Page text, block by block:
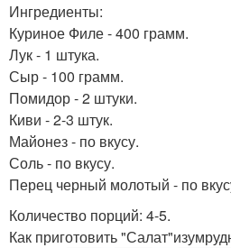
Ингредиенты:
Куриное Филе - 400 грамм.
Лук - 1 штука.
Сыр - 100 грамм.
Помидор - 2 штуки.
Киви - 2-3 штук.
Майонез - по вкусу.
Соль - по вкусу.
Перец черный молотый - по
Количество порций: 4-5.
Как приготовить